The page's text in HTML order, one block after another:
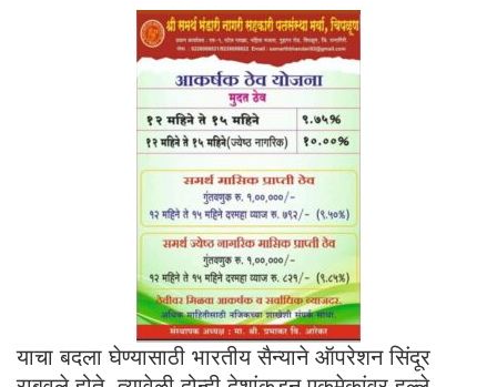
याचा बदला घेण्यासाठी भारतीय सैन्याने ऑपरेशन सिंदूर